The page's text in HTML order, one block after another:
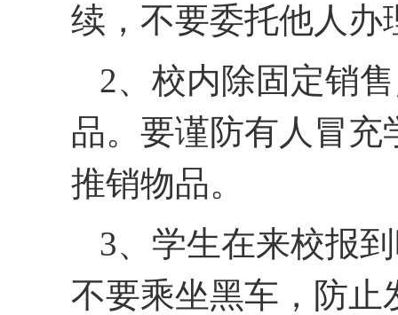
续，不要委托他人办
2、校内除固定销
品。要谨防有人冒
推销物品。
3、学生在来校报
不要乘坐黑车，防止